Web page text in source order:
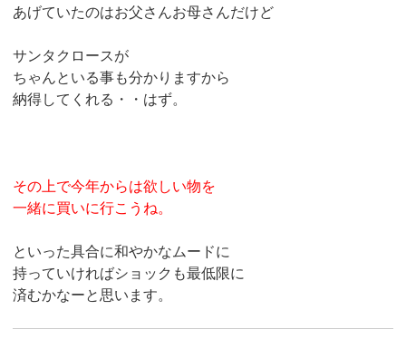
あげていたのはお父さんお母さんだけど
サンタクロースが
ちゃんといる事も分かりますから
納得してくれる・・はず。
その上で今年からは欲しい物を
一緒に買いに行こうね。
といった具合に和やかなムードに
持っていければショックも最低限に
済むかなーと思います。